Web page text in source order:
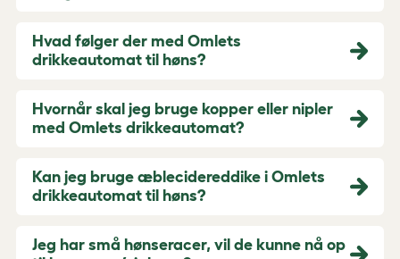
Hvad følger der med Omlets
drikkeautomat til høns?
Hvornår skal jeg bruge kopper eller nipler
med Omlets drikkeautomat?
Kan jeg bruge æblecidereddike i Omlets
drikkeautomat til høns?
Jeg har små hønseracer, vil de kunne nå op